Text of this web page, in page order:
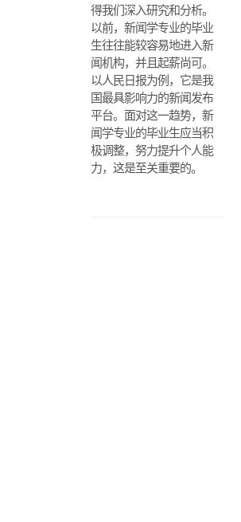
得我们深入研究和分析。
以前，新闻学专业的毕业
生往往能较容易地进入新
闻机构，并且起薪尚可。
以人民日报为例，它是我
国最具影响力的新闻发布
平台。面对这一趋势，新
闻学专业的毕业生应当积
极调整，努力提升个人能
力，这是至关重要的。